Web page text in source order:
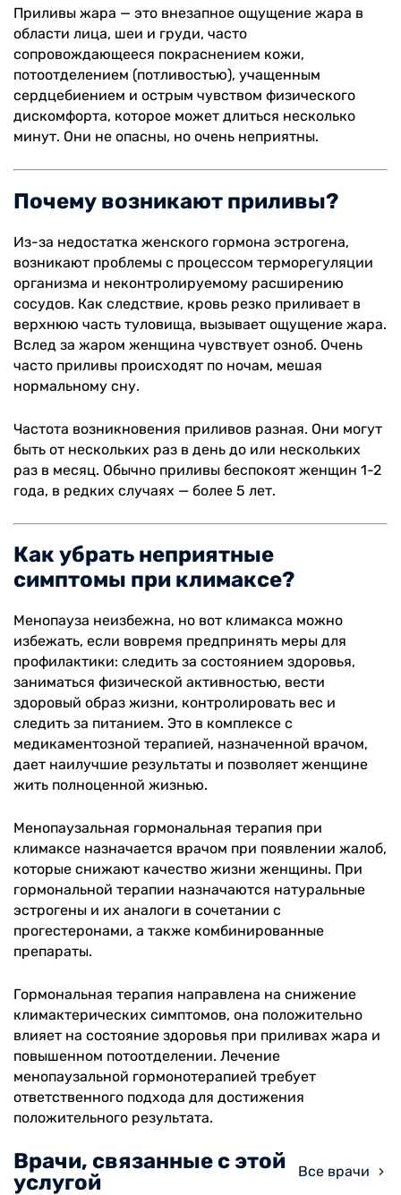
Приливы жара — это внезапное ощущение жара в
области лица, шеи и груди, часто
сопровождающееся покраснением кожи,
потоотделением (потливостью), учащенным
сердцебиением и острым чувством физического
дискомфорта, которое может длиться несколько
минут. Они не опасны, но очень неприятны.
Почему возникают приливы?
Из-за недостатка женского гормона эстрогена,
возникают проблемы с процессом терморегуляции
организма и неконтролируемому расширению
сосудов. Как следствие, кровь резко приливает в
верхнюю часть туловища, вызывает ощущение жара.
Вслед за жаром женщина чувствует озноб. Очень
часто приливы происходят по ночам, мешая
нормальному сну.
Частота возникновения приливов разная. Они могут
быть от нескольких раз в день до или нескольких
раз в месяц. Обычно приливы беспокоят женщин 1-2
года, в редких случаях — более 5 лет.
Как убрать неприятные
симптомы при климаксе?
Менопауза неизбежна, но вот климакса можно
избежать, если вовремя предпринять меры для
профилактики: следить за состоянием здоровья,
заниматься физической активностью, вести
здоровый образ жизни, контролировать вес и
следить за питанием. Это в комплексе с
медикаментозной терапией, назначенной врачом,
дает наилучшие результаты и позволяет женщине
жить полноценной жизнью.
Менопаузальная гормональная терапия при
климаксе назначается врачом при появлении жалоб,
которые снижают качество жизни женщины. При
гормональной терапии назначаются натуральные
эстрогены и их аналоги в сочетании с
прогестеронами, а также комбинированные
препараты.
Гормональная терапия направлена на снижение
климактерических симптомов, она положительно
влияет на состояние здоровья при приливах жара и
повышенном потоотделении. Лечение
менопаузальной гормонотерапией требует
ответственного подхода для достижения
положительного результата.
Врачи, связанные с этой
услугой
Все врачи